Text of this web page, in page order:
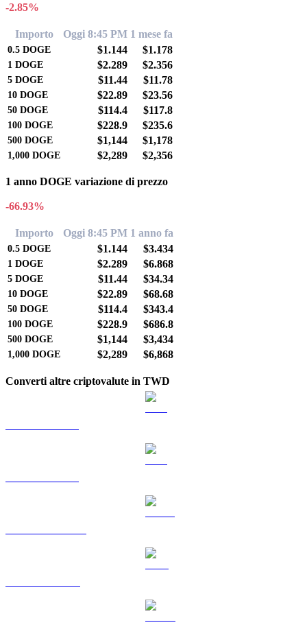
-2.85%
Importo Oggi 8:45 PM 1 mese fa
0.5 DOGE $1.144 $1.178
1 DOGE $2.289 $2.356
5 DOGE $11.44 $11.78
10 DOGE $22.89 $23.56
50 DOGE $114.4 $117.8
100 DOGE $228.9 $235.6
500 DOGE $1,144 $1,178
1,000 DOGE $2,289 $2,356
1 anno DOGE variazione di prezzo
-66.93%
Importo Oggi 8:45 PM 1 anno fa
0.5 DOGE $1.144 $3.434
1 DOGE $2.289 $6.868
5 DOGE $11.44 $34.34
10 DOGE $22.89 $68.68
50 DOGE $114.4 $343.4
100 DOGE $228.9 $686.8
500 DOGE $1,144 $3,434
1,000 DOGE $2,289 $6,868
Converti altre criptovalute in TWD